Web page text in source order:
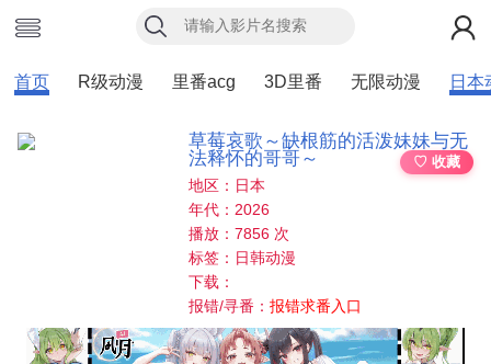
首页 R级动漫 里番acg 3D里番 无限动漫 日本
草莓哀歌～缺根筋的活泼妹妹与无
法释怀的哥哥～
♡ 收藏
地区：日本
年代：2026
播放：7856 次
标签：日韩动漫
下载：
报错/寻番：报错求番入口